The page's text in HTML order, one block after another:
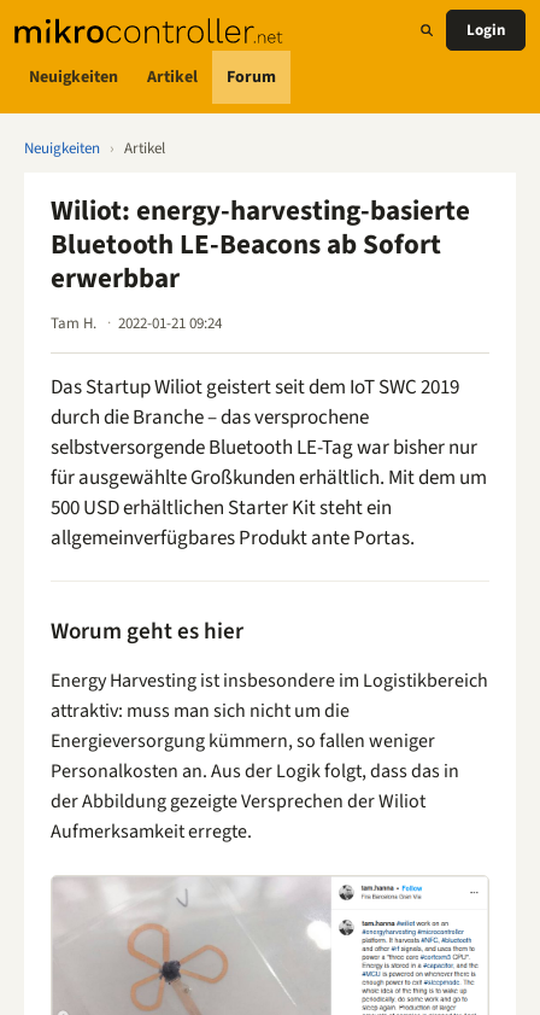
Neuigkeiten Artikel Forum
Login
Neuigkeiten › Artikel
Wiliot: energy-harvesting-basierte
Bluetooth LE-Beacons ab Sofort
erwerbbar
Tam H. 2022-01-21 09:24
Das Startup Wiliot geistert seit dem IoT SWC 2019
durch die Branche – das versprochene
selbstversorgende Bluetooth LE-Tag war bisher nur
für ausgewählte Großkunden erhältlich. Mit dem um
500 USD erhältlichen Starter Kit steht ein
allgemeinverfügbares Produkt ante Portas.
Worum geht es hier
Energy Harvesting ist insbesondere im Logistikbereich
attraktiv: muss man sich nicht um die
Energieversorgung kümmern, so fallen weniger
Personalkosten an. Aus der Logik folgt, dass das in
der Abbildung gezeigte Versprechen der Wiliot
Aufmerksamkeit erregte.